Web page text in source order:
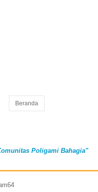
Beranda
Poligami Bahagia"